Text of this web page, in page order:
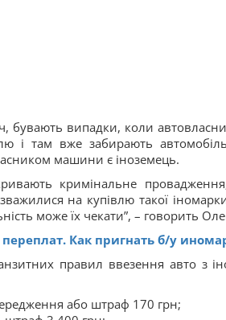
бувають випадки, коли
і там вже забирають
машини є іноземець.
кримінальне
на купівлю такої
може їх чекати”, – говорить
переплат. Как пригнать б/у
правил ввезення авто з
або штраф 170 грн;